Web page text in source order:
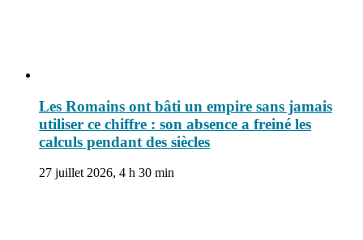
Les Romains ont bâti un empire sans jamais
utiliser ce chiffre : son absence a freiné les
calculs pendant des siècles
27 juillet 2026, 4 h 30 min